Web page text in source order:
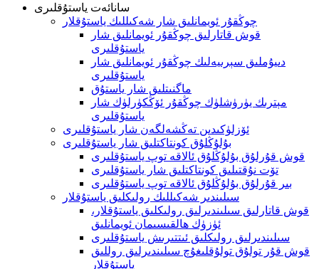
سانائەت ياستۇقلىرى
چوڭقۇر ئويمانلىق شار شەكىللىك ياستۇقلار
قوش قاتارلىق چوڭقۇر ئويمانلىق شار
ياستۇقلىرى
دىيۇملىق سېرىيەلىك چوڭقۇر ئويمانلىق شار
ياستۇقلىرى
ماگنىتلىق شار ياستۇق
مېترىك يۈرۈشلۈك چوڭقۇر ئۆڭكۈرلۈك شار
ياستۇقلىرى
ئۆزلۈكىدىن تەڭشەلگەن شار ياستۇقلىرى
بۇلۇڭلۇق كونتاكتلىق شار ياستۇقلىرى
قوش قۇرلۇق بۇلۇڭلۇق ئالاقە توپ ياستۇقلىرى
تۆت نۇقتىلىق كونتاكتلىق شار ياستۇقلىرى
بىر قۇرلۇق بۇلۇڭلۇق ئالاقە توپ ياستۇقلىرى
سىلىندىر شەكىللىك رولىكلىق ياستۇقلار
قوش قاتارلىق سىلىندىرلىق رولىكلىق ياستۇقلار،
ئۈزۈك ھالقىسىمان ئويمانلىق
سىلىندىرلىق رولىكلىق ئىتتىرىش ياستۇقلىرى
قوش قۇر تولۇق تولۇقلىغۇچ سىلىندىرلىق روللىق
ياستۇقلار